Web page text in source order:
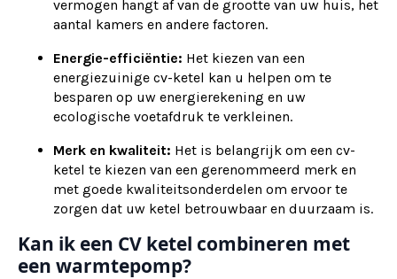
vermogen hangt af van de grootte van uw huis, het
aantal kamers en andere factoren.
Energie-efficiëntie: Het kiezen van een
energiezuinige cv-ketel kan u helpen om te
besparen op uw energierekening en uw
ecologische voetafdruk te verkleinen.
Merk en kwaliteit: Het is belangrijk om een cv-
ketel te kiezen van een gerenommeerd merk en
met goede kwaliteitsonderdelen om ervoor te
zorgen dat uw ketel betrouwbaar en duurzaam is.
Kan ik een CV ketel combineren met
een warmtepomp?